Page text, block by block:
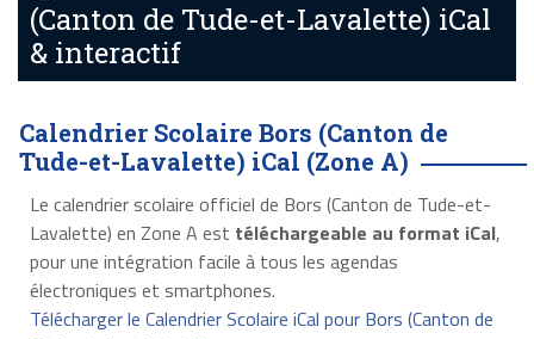
(Canton de Tude-et-Lavalette) iCal
& interactif
Calendrier Scolaire Bors (Canton de
Tude-et-Lavalette) iCal (Zone A)
Le calendrier scolaire officiel de Bors (Canton de Tude-et-
Lavalette) en Zone A est téléchargeable au format iCal,
pour une intégration facile à tous les agendas
électroniques et smartphones.
Télécharger le Calendrier Scolaire iCal pour Bors (Canton de